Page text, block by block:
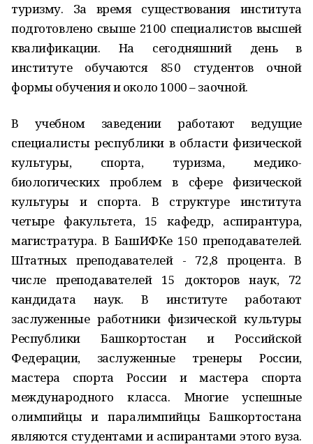
туризму. За время существования института
подготовлено свыше 2100 специалистов высшей
квалификации. На сегодняшний день в
институте обучаются 850 студентов очной
формы обучения и около 1000 – заочной.
В учебном заведении работают ведущие
специалисты республики в области физической
культуры, спорта, туризма, медико-
биологических проблем в сфере физической
культуры и спорта. В структуре института
четыре факультета, 15 кафедр, аспирантура,
магистратура. В БашИФКе 150 преподавателей.
Штатных преподавателей - 72,8 процента. В
числе преподавателей 15 докторов наук, 72
кандидата наук. В институте работают
заслуженные работники физической культуры
Республики Башкортостан и Российской
Федерации, заслуженные тренеры России,
мастера спорта России и мастера спорта
международного класса. Многие успешные
олимпийцы и паралимпийцы Башкортостана
являются студентами и аспирантами этого вуза.